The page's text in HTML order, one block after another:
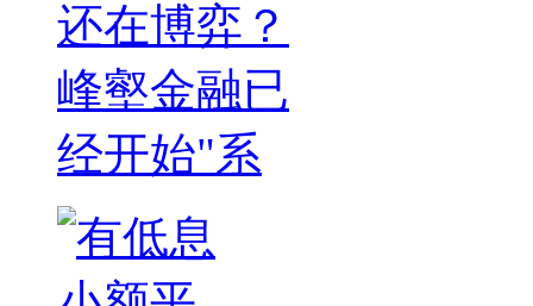
还在博弈？
峰壑金融已
经开始"系